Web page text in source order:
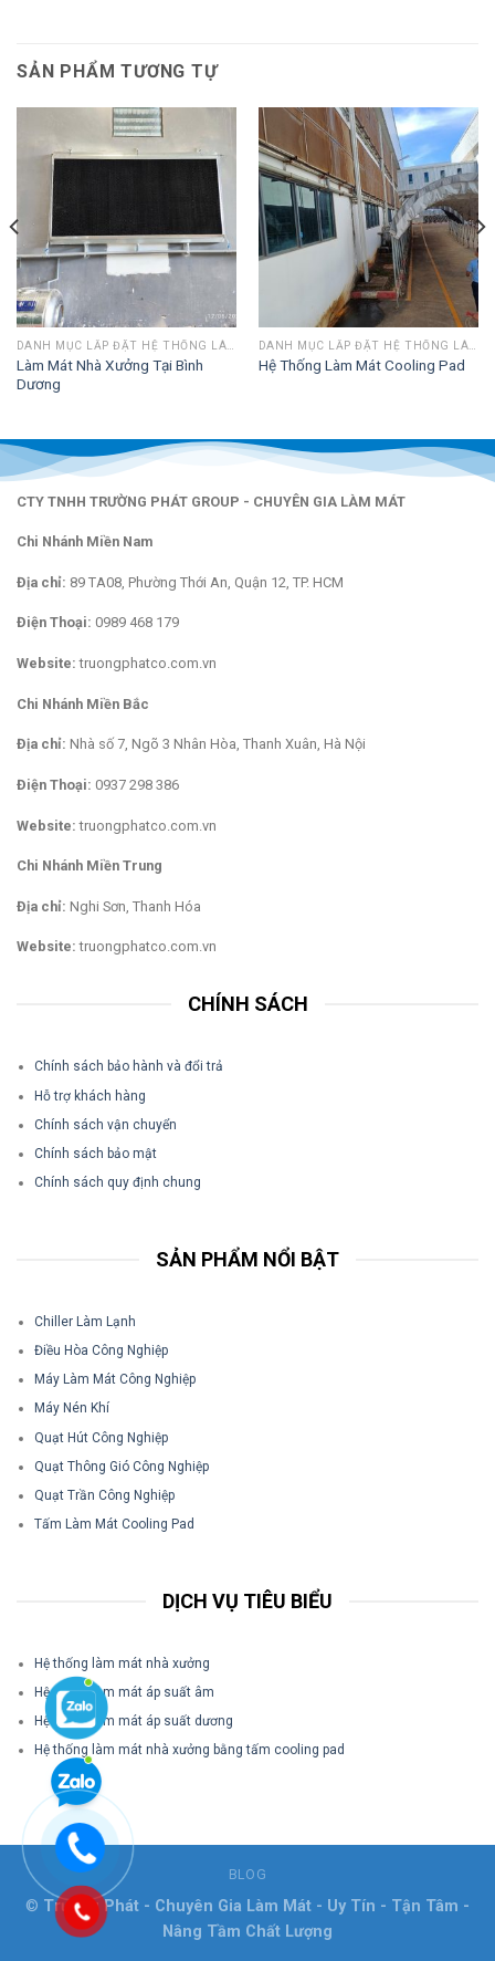
SẢN PHẨM TƯƠNG TỰ
Làm Mát Nhà Xưởng Tại Bình
Dương
Hệ Thống Làm Mát Cooling Pad
CTY TNHH TRƯỜNG PHÁT GROUP - CHUYÊN GIA LÀM MÁT
Chi Nhánh Miền Nam
Địa chỉ: 89 TA08, Phường Thới An, Quận 12, TP. HCM
Điện Thoại: 0989 468 179
Website: truongphatco.com.vn
Chi Nhánh Miền Bắc
Địa chỉ: Nhà số 7, Ngõ 3 Nhân Hòa, Thanh Xuân, Hà Nội
Điện Thoại: 0937 298 386
Website: truongphatco.com.vn
Chi Nhánh Miền Trung
Địa chỉ: Nghi Sơn, Thanh Hóa
Website: truongphatco.com.vn
CHÍNH SÁCH
Chính sách bảo hành và đổi trả
Hỗ trợ khách hàng
Chính sách vận chuyển
Chính sách bảo mật
Chính sách quy định chung
SẢN PHẨM NỔI BẬT
Chiller Làm Lạnh
Điều Hòa Công Nghiệp
Máy Làm Mát Công Nghiệp
Máy Nén Khí
Quạt Hút Công Nghiệp
Quạt Thông Gió Công Nghiệp
Quạt Trần Công Nghiệp
Tấm Làm Mát Cooling Pad
DỊCH VỤ TIÊU BIỂU
Hệ thống làm mát nhà xưởng
Hệ thống làm mát áp suất âm
Hệ thống làm mát áp suất dương
Hệ thống làm mát nhà xưởng bằng tấm cooling pad
BLOG
© Trường Phát - Chuyên Gia Làm Mát - Uy Tín - Tận Tâm -
Nâng Tầm Chất Lượng